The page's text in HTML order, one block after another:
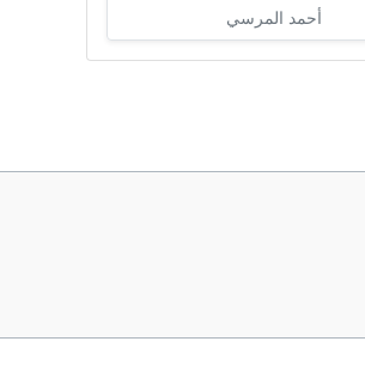
أحمد المرسي